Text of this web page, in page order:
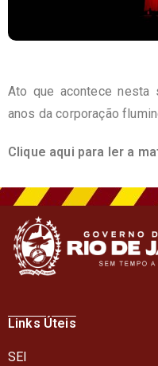
Ato que acontece nesta
anos da corporação
Clique aqui para ler a
Links Úteis
SEI